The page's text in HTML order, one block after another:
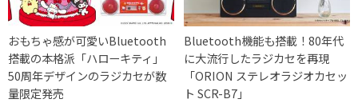
おもちゃ感が可愛いBluetooth
搭載の本格派「ハローキティ」
50周年デザインのラジカセが数
量限定発売
Bluetooth機能も搭載！80年代
に大流行したラジカセを再現
「ORION ステレオラジオカセッ
ト SCR-B7」